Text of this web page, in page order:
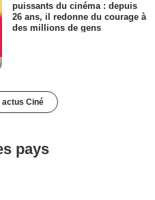
puissants du cinéma : depuis
26 ans, il redonne du courage à
des millions de gens
actus Ciné
pays